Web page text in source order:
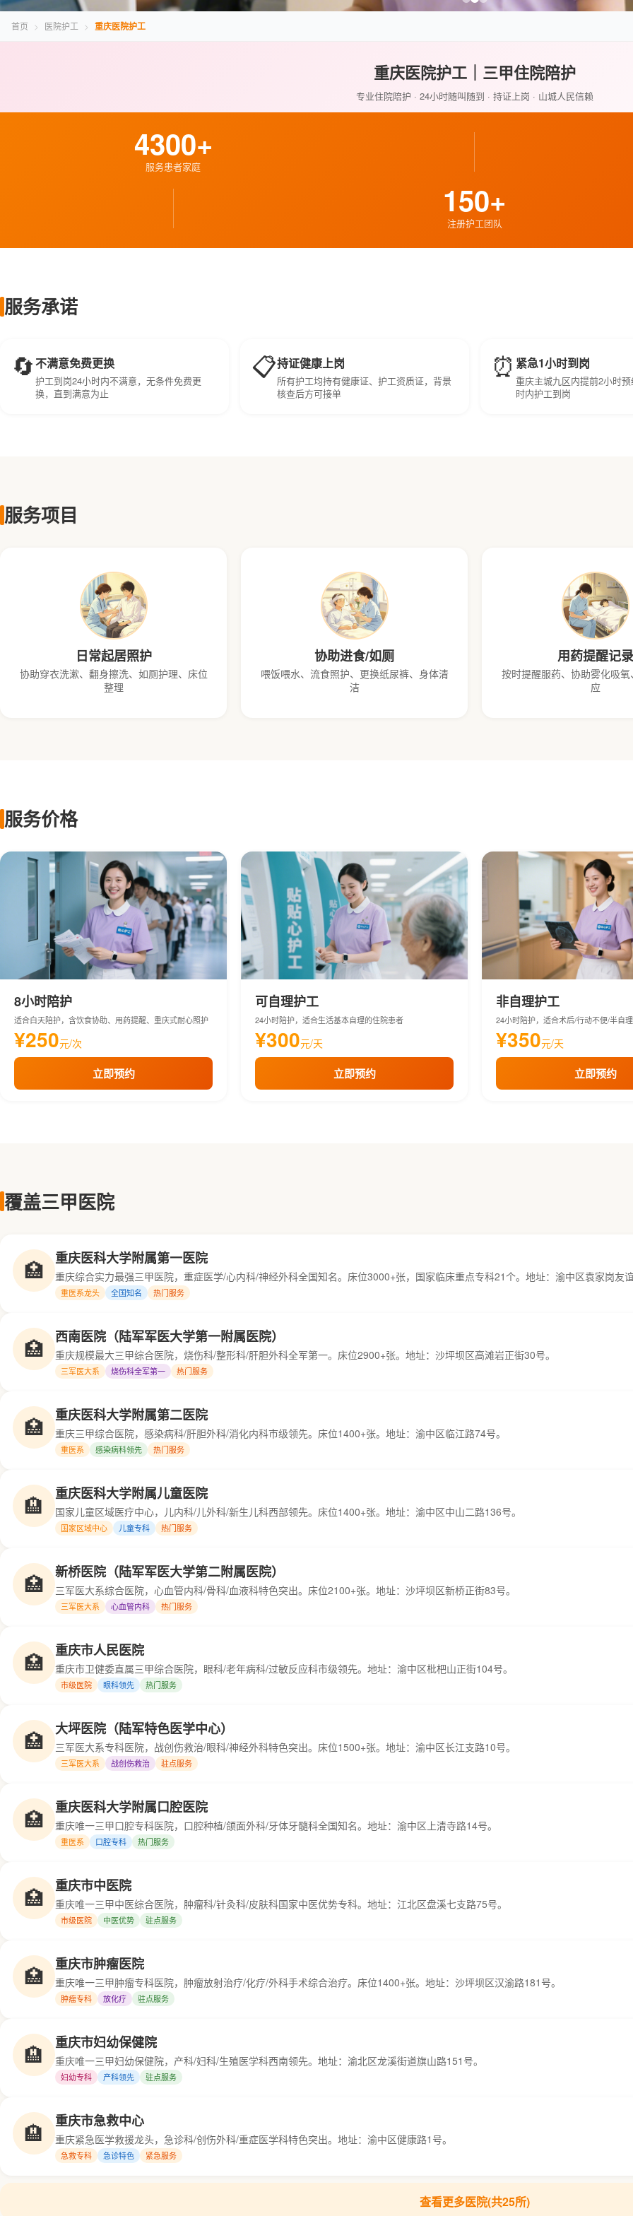
首页 > 医院护工 > 重庆医院护工
重庆医院护工｜三甲住院陪护
专业住院陪护 · 24小时随叫随到 · 持证上岗 · 山城人民信赖
4300+
服务患者家庭
150+
注册护工团队
服务承诺
🔄不满意免费更换
护工到岗24小时内不满意，无条件免费更
换，直到满意为止
📋持证健康上岗
所有护工均持有健康证、护工资质证，背景
核查后方可接单
⏰ 紧急1小时到岗
重庆主城九区内提前2小时
时内护工到岗
服务项目
日常起居照护
协助穿衣洗漱、翻身擦洗、如厕护理、床位
整理
协助进食/如厕
喂饭喂水、流食照护、更换纸尿裤、身体清
洁
用药提醒记录
按时提醒服药、协助雾化吸氧
应
服务价格
8小时陪护
适合白天陪护，含饮食协助、用药提醒、重庆式耐心照护
¥250元/次
立即预约
可自理护工
24小时陪护，适合生活基本自理的住院患者
¥300元/天
立即预约
非自理护工
24小时陪护，适合术后/行动不便/半自
¥350元/天
立即预约
覆盖三甲医院
🏥 重庆医科大学附属第一医院
重庆综合实力最强三甲医院，重症医学/心内科/神经外科全国知名。床位3000+张，国家临床重点专科21个。地址：渝中区袁家岗友谊
重医系龙头 全国知名 热门服务
🏥 西南医院（陆军军医大学第一附属医院）
重庆规模最大三甲综合医院，烧伤科/整形科/肝胆外科全军第一。床位2900+张。地址：沙坪坝区高滩岩正街30号。
三军医大系 烧伤科全军第一 热门服务
🏥 重庆医科大学附属第二医院
重庆三甲综合医院，感染病科/肝胆外科/消化内科市级领先。床位1400+张。地址：渝中区临江路74号。
重医系 感染病科领先 热门服务
🏨 重庆医科大学附属儿童医院
国家儿童区域医疗中心，儿内科/儿外科/新生儿科西部领先。床位1400+张。地址：渝中区中山二路136号。
国家区域中心 儿童专科 热门服务
🏥 新桥医院（陆军军医大学第二附属医院）
三军医大系综合医院，心血管内科/骨科/血液科特色突出。床位2100+张。地址：沙坪坝区新桥正街83号。
三军医大系 心血管内科 热门服务
🏥 重庆市人民医院
重庆市卫健委直属三甲综合医院，眼科/老年病科/过敏反应科市级领先。地址：渝中区枇杷山正街104号。
市级医院 眼科领先 热门服务
🏥 大坪医院（陆军特色医学中心）
三军医大系专科医院，战创伤救治/眼科/神经外科特色突出。床位1500+张。地址：渝中区长江支路10号。
三军医大系 战创伤救治 驻点服务
🏥 重庆医科大学附属口腔医院
重庆唯一三甲口腔专科医院，口腔种植/颌面外科/牙体牙髓科全国知名。地址：渝中区上清寺路14号。
重医系 口腔专科 热门服务
🏥 重庆市中医院
重庆唯一三甲中医综合医院，肿瘤科/针灸科/皮肤科国家中医优势专科。地址：江北区盘溪七支路75号。
市级医院 中医优势 驻点服务
🏥 重庆市肿瘤医院
重庆唯一三甲肿瘤专科医院，肿瘤放射治疗/化疗/外科手术综合治疗。床位1400+张。地址：沙坪坝区汉渝路181号。
肿瘤专科 放化疗 驻点服务
🏨 重庆市妇幼保健院
重庆唯一三甲妇幼保健院，产科/妇科/生殖医学科西南领先。地址：渝北区龙溪街道旗山路151号。
妇幼专科 产科领先 驻点服务
🏨 重庆市急救中心
重庆紧急医学救援龙头，急诊科/创伤外科/重症医学科特色突出。地址：渝中区健康路1号。
急救专科 急诊特色 紧急服务
查看更多医院(共25所)